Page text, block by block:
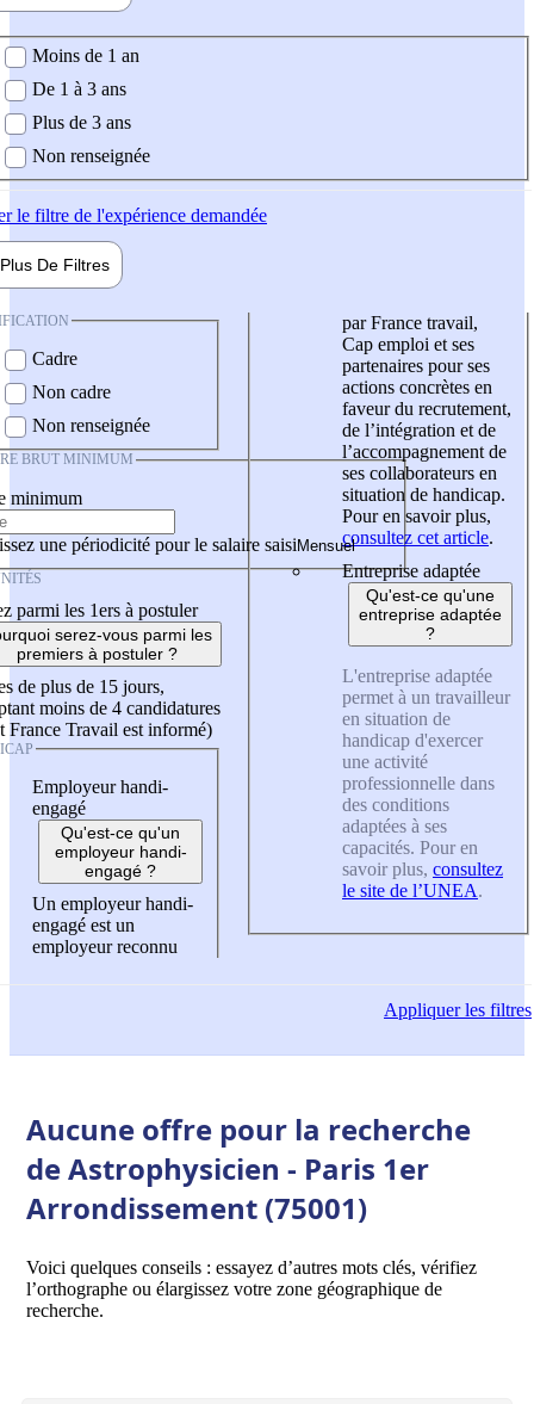
demandée
Moins de 1 an
De 1 à 3 ans
Plus de 3 ans
Non renseignée
le filtre de l'expérience demandée
Plus De Filtres
Cadre
Non cadre
Non renseignée
BRUT MINIMUM
minimum
une périodicité pour le salaire saisi
parmi les 1ers à postuler
serez-vous parmi les
premiers à postuler ?
de plus de 15 jours,
moins de 4 candidatures
France Travail est informé)
Employeur handi-
engagé
Qu'est-ce qu'un
employeur handi-
engagé ?
Un employeur handi-
engagé est un
employeur reconnu
par France travail,
Cap emploi et ses
partenaires pour ses
actions concrètes en
faveur du recrutement,
de l’intégration et de
l’accompagnement de
ses collaborateurs en
situation de handicap.
Pour en savoir plus,
consultez cet article.
Entreprise adaptée
Qu'est-ce qu'une
entreprise adaptée
?
L'entreprise adaptée
permet à un travailleur
en situation de
handicap d'exercer
une activité
professionnelle dans
des conditions
adaptées à ses
capacités. Pour en
savoir plus, consultez
le site de l’UNEA.
Appliquerles filtres
Aucune offre pour la recherche
de Astrophysicien - Paris 1er
Arrondissement (75001)
Voici quelques conseils : essayez d’autres mots clés, vérifiez
l’orthographe ou élargissez votre zone géographique de
recherche.